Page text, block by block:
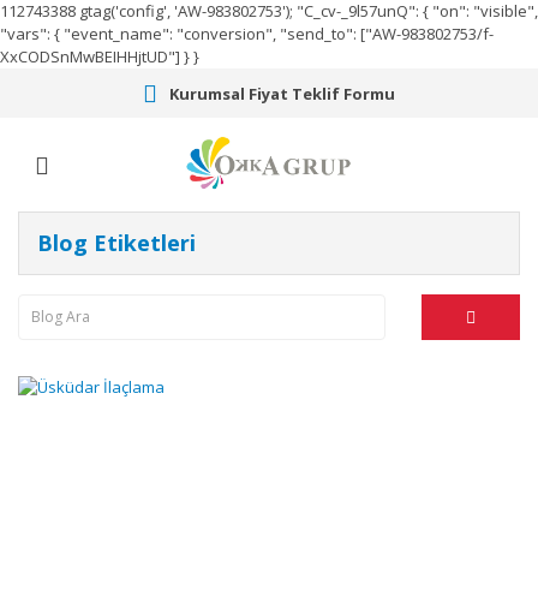
112743388 gtag('config', 'AW-983802753'); "C_cv-_9l57unQ": { "on": "visible",
"vars": { "event_name": "conversion", "send_to": ["AW-983802753/f-
XxCODSnMwBEIHHjtUD"] } }
Kurumsal Fiyat Teklif Formu
Blog Etiketleri